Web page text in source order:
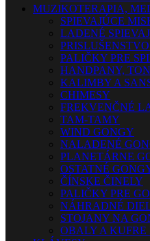
MUZIKOTERAPIA,
SPIEVAJÚCE
LADENÉ
PALIČKY PRE
HANDPANY,
KALIMBY A
CHIMESY
FREKVENČNÉ
TAM-TAMY
WIND GONGY
NALADENÉ
PLANETÁRNE
OSTATNÉ
ČÍNSKE ČINELY
PALIČKY PRE
NÁHRADNÉ
STOJANY NA
OBALY A KUFRE